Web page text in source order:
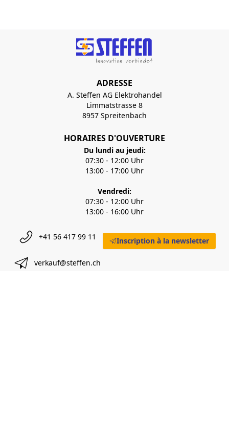
ADRESSE
A. Steffen AG Elektrohandel
Limmatstrasse 8
8957 Spreitenbach
HORAIRES D'OUVERTURE
Du lundi au jeudi:
07:30 - 12:00 Uhr
13:00 - 17:00 Uhr
Vendredi:
07:30 - 12:00 Uhr
13:00 - 16:00 Uhr
+41 56 417 99 11
verkauf@steffen.ch
Inscription à la newsletter